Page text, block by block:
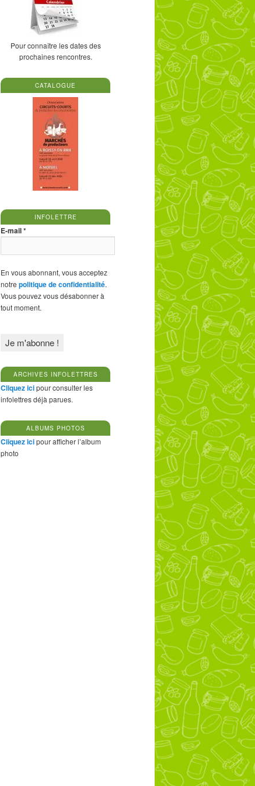
Pour connaître les dates des
prochaines rencontres.
CATALOGUE
INFOLETTRE
E-mail*
En vous abonnant, vous acceptez
notre politique de confidentialité.
Vous pouvez vous désabonner à
tout moment.
ARCHIVES INFOLETTRES
Cliquez icipour consulter les
infolettres déjà parues.
ALBUMS PHOTOS
Cliquez icipour afficher l’album
photo